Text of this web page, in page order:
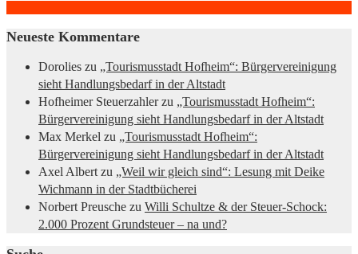
Neueste Kommentare
Dorolies zu „Tourismusstadt Hofheim“: Bürgervereinigung
sieht Handlungsbedarf in der Altstadt
Hofheimer Steuerzahlerzu „Tourismusstadt Hofheim“:
Bürgervereinigung sieht Handlungsbedarf in der Altstadt
Max Merkel zu „Tourismusstadt Hofheim“:
Bürgervereinigung sieht Handlungsbedarf in der Altstadt
Axel Albert zu „Weil wir gleich sind“: Lesung mit Deike
Wichmann in der Stadtbücherei
Norbert Preusche zu Willi Schultze & der Steuer-Schock:
2.000 Prozent Grundsteuer – na und?